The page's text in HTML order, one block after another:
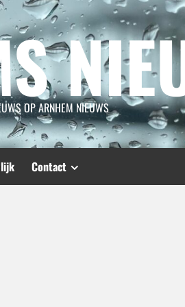
OP ARNHEM NIEUWS
Contact